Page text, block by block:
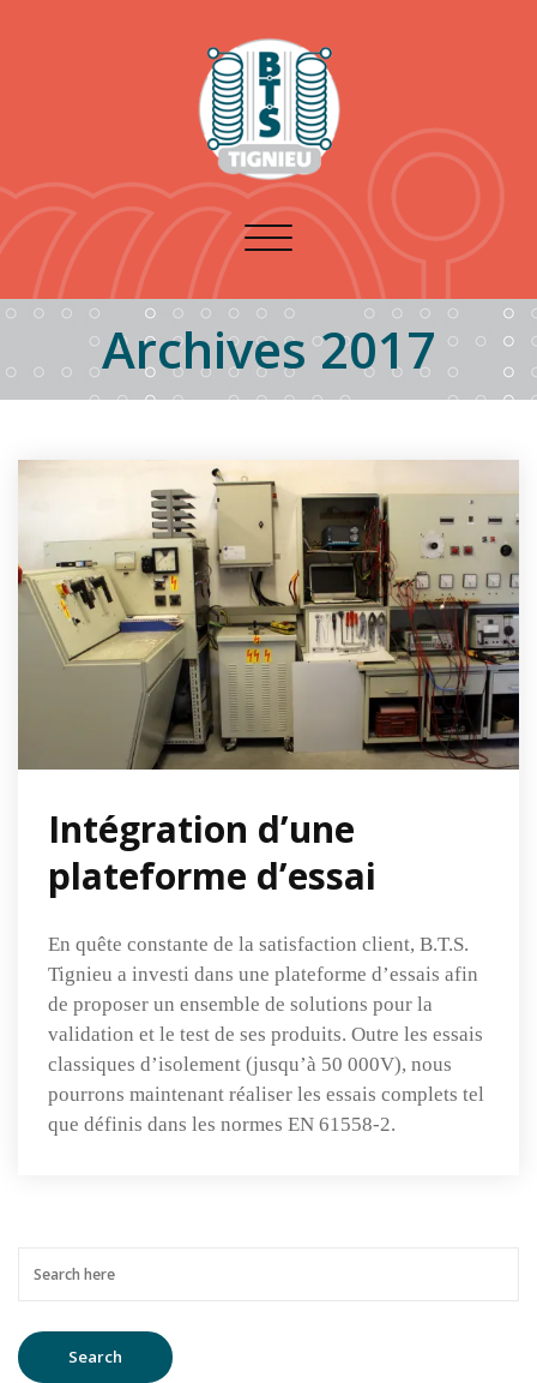
Toggle
navigation
Archives 2017
Intégration d’une
plateforme d’essai
En quête constante de la satisfaction client, B.T.S.
Tignieu a investi dans une plateforme d’essais afin
de proposer un ensemble de solutions pour la
validation et le test de ses produits. Outre les essais
classiques d’isolement (jusqu’à 50 000V), nous
pourrons maintenant réaliser les essais complets tel
que définis dans les normes EN 61558-2.